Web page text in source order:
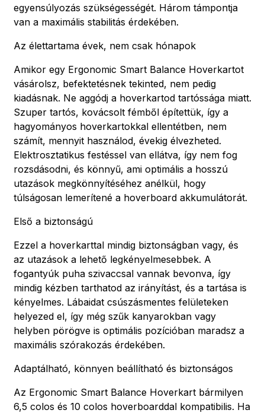
egyensúlyozás szükségességét. Három támpontja
van a maximális stabilitás érdekében.
Az élettartama évek, nem csak hónapok
Amikor egy Ergonomic Smart Balance Hoverkartot
vásárolsz, befektetésnek tekinted, nem pedig
kiadásnak. Ne aggódj a hoverkartod tartóssága miatt.
Szuper tartós, kovácsolt fémből építettük, így a
hagyományos hoverkartokkal ellentétben, nem
számít, mennyit használod, évekig élvezheted.
Elektrosztatikus festéssel van ellátva, így nem fog
rozsdásodni, és könnyű, ami optimális a hosszú
utazások megkönnyítéséhez anélkül, hogy
túlságosan lemerítené a hoverboard akkumulátorát.
Első a biztonságú
Ezzel a hoverkarttal mindig biztonságban vagy, és
az utazások a lehető legkényelmesebbek. A
fogantyúk puha szivaccsal vannak bevonva, így
mindig kézben tarthatod az irányítást, és a tartása is
kényelmes. Lábaidat csúszásmentes felületeken
helyezed el, így még szűk kanyarokban vagy
helyben pörögve is optimális pozícióban maradsz a
maximális szórakozás érdekében.
Adaptálható, könnyen beállítható és biztonságos
Az Ergonomic Smart Balance Hoverkart bármilyen
6,5 colos és 10 colos hoverboarddal kompatibilis. Ha